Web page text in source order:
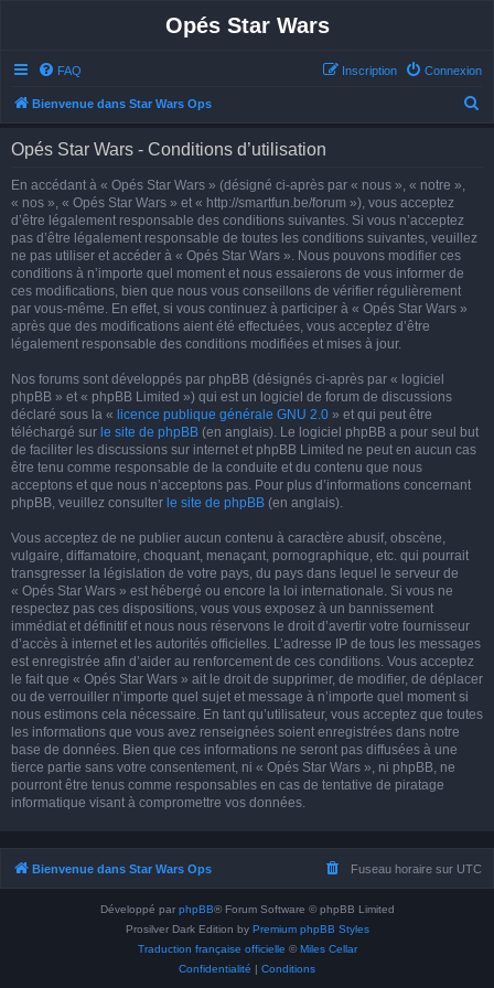
Opés Star Wars
FAQ Connexion
Inscription
Bienvenue dans Star Wars Ops
Opés Star Wars - Conditions d’utilisation
En accédant à « Opés Star Wars » (désigné ci-après par « nous », « notre »,
« nos », « Opés Star Wars » et « http://smartfun.be/forum »), vous acceptez
d’être légalement responsable des conditions suivantes. Si vous n’acceptez
pas d’être légalement responsable de toutes les conditions suivantes, veuillez
ne pas utiliser et accéder à « Opés Star Wars ». Nous pouvons modifier ces
conditions à n’importe quel moment et nous essaierons de vous informer de
ces modifications, bien que nous vous conseillons de vérifier régulièrement
par vous-même. En effet, si vous continuez à participer à « Opés Star Wars »
après que des modifications aient été effectuées, vous acceptez d’être
légalement responsable des conditions modifiées et mises à jour.
Nos forums sont développés par phpBB (désignés ci-après par « logiciel
phpBB » et « phpBB Limited ») qui est un logiciel de forum de discussions
déclaré sous la « licence publique générale GNU 2.0 » et qui peut être
téléchargé sur le site de phpBB (en anglais). Le logiciel phpBB a pour seul but
de faciliter les discussions sur internet et phpBB Limited ne peut en aucun cas
être tenu comme responsable de la conduite et du contenu que nous
acceptons et que nous n’acceptons pas. Pour plus d’informations concernant
phpBB, veuillez consulter le site de phpBB (en anglais).
Vous acceptez de ne publier aucun contenu à caractère abusif, obscène,
vulgaire, diffamatoire, choquant, menaçant, pornographique, etc. qui pourrait
transgresser la législation de votre pays, du pays dans lequel le serveur de
« Opés Star Wars » est hébergé ou encore la loi internationale. Si vous ne
respectez pas ces dispositions, vous vous exposez à un bannissement
immédiat et définitif et nous nous réservons le droit d’avertir votre fournisseur
d’accès à internet et les autorités officielles. L’adresse IP de tous les messages
est enregistrée afin d’aider au renforcement de ces conditions. Vous acceptez
le fait que « Opés Star Wars » ait le droit de supprimer, de modifier, de déplacer
ou de verrouiller n’importe quel sujet et message à n’importe quel moment si
nous estimons cela nécessaire. En tant qu’utilisateur, vous acceptez que toutes
les informations que vous avez renseignées soient enregistrées dans notre
base de données. Bien que ces informations ne seront pas diffusées à une
tierce partie sans votre consentement, ni « Opés Star Wars », ni phpBB, ne
pourront être tenus comme responsables en cas de tentative de piratage
informatique visant à compromettre vos données.
Bienvenue dans Star Wars Ops Fuseau horaire sur UTC
Développé par phpBB® Forum Software © phpBB Limited
Prosilver Dark Edition by Premium phpBB Styles
Traduction française officielle © Miles Cellar
Confidentialité | Conditions